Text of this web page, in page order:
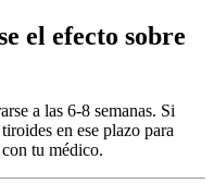
el efecto sobre
a las 6-8 semanas. Si
en ese plazo para
tu médico.